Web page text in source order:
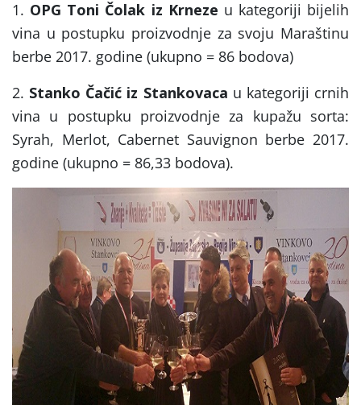
1. OPG Toni Čolak iz Krneze u kategoriji bijelih
vina u postupku proizvodnje za svoju Maraštinu
berbe 2017. godine (ukupno = 86 bodova)
2. Stanko Čačić iz Stankovaca u kategoriji crnih
vina u postupku proizvodnje za kupažu sorta:
Syrah, Merlot, Cabernet Sauvignon berbe 2017.
godine (ukupno = 86,33 bodova).